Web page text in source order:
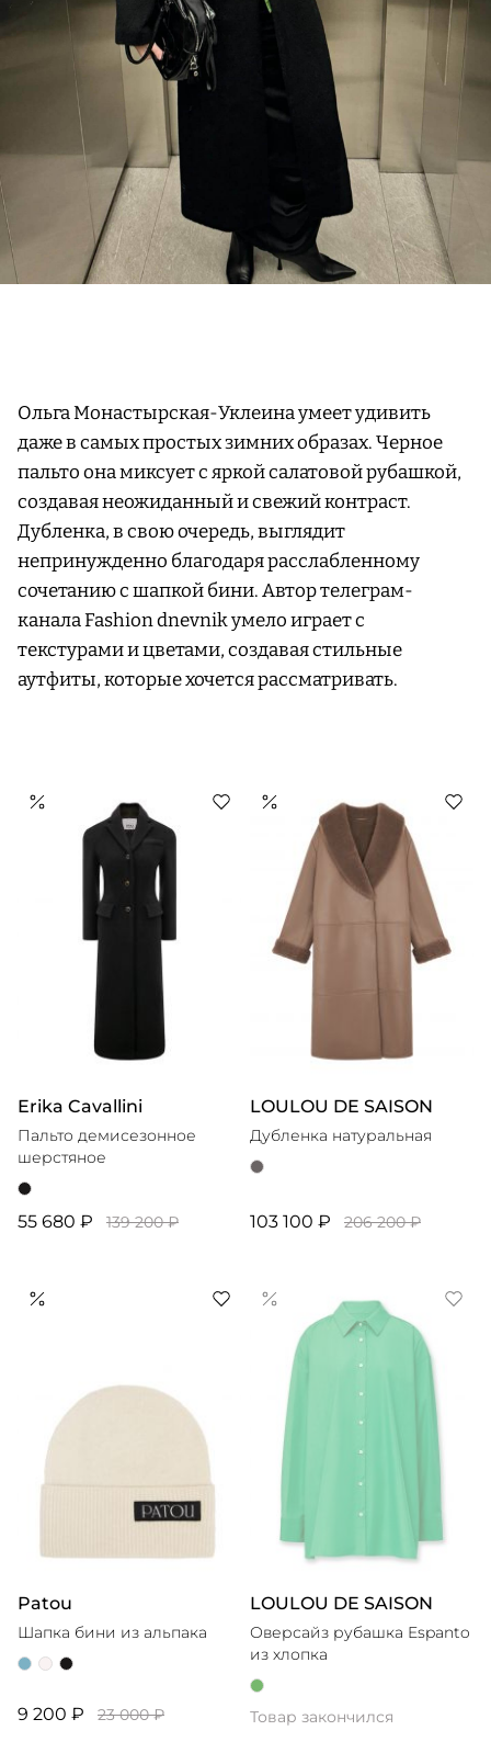
Ольга Монастырская-Уклеина умеет удивить
даже в самых простых зимних образах. Черное
пальто она миксует с яркой салатовой рубашкой,
создавая неожиданный и свежий контраст.
Дубленка, в свою очередь, выглядит
непринужденно благодаря расслабленному
сочетанию с шапкой бини. Автор телеграм-
канала Fashion dnevnik умело играет с
текстурами и цветами, создавая стильные
аутфиты, которые хочется рассматривать.
Erika Cavallini
Пальто демисезонное
шерстяное
55 680 ₽ 139 200 ₽
LOULOU DE SAISON
Дубленка натуральная
103 100 ₽ 206 200 ₽
Patou
Шапка бини из альпака
9 200 ₽ 23 000 ₽
LOULOU DE SAISON
Оверсайз рубашка Espanto
из хлопка
Товар закончился